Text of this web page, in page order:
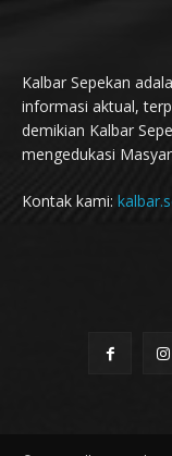
Kalbar Sepekan
informasi aktual,
demikian Kalbar
mengedukasi
Kontak kami: